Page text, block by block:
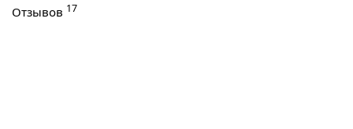
Отзывов 17